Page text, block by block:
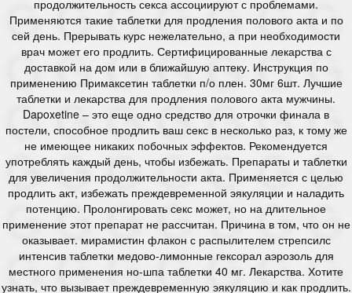
продолжительность секса ассоциируют с проблемами.
Применяются такие таблетки для продления полового акта и по
сей день. Прерывать курс нежелательно, а при необходимости
врач может его продлить. Сертифицированные лекарства с
доставкой на дом или в ближайшую аптеку. Инструкция по
применению Примаксетин таблетки п/о плен. 30мг 6шт. Лучшие
таблетки и лекарства для продления полового акта мужчины.
Dapoxetine – это еще одно средство для отрочки финала в
постели, способное продлить ваш секс в несколько раз, к тому же
не имеющее никаких побочных эффектов. Рекомендуется
употреблять каждый день, чтобы избежать. Препараты и таблетки
для увеличения продолжительности акта. Применяется с целью
продлить акт, избежать преждевременной эякуляции и наладить
потенцию. Пролонгировать секс может, но на длительное
применение этот препарат не рассчитан. Причина в том, что он не
оказывает. мирамистин флакон с распылителем стрепсилс
интенсив таблетки медово-лимонные гексорал аэрозоль для
местного применения но-шпа таблетки 40 мг. Лекарства. Хотите
узнать, что вызывает преждевременную эякуляцию и как продлить.